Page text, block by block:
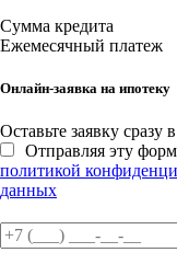
Сумма кредита
Ежемесячный платеж
Онлайн-заявка на ипотеку
Оставьте заявку сразу
Отправляя эту
политикой
данных